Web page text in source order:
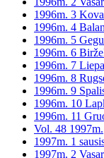
1996m. 3
1996m. 4
1996m. 5
1996m. 6
1996m. 7
1996m. 8
1996m. 9
1996m. 10
1996m. 11
Vol. 48 1997m.
1997m. 1
1997m. 2